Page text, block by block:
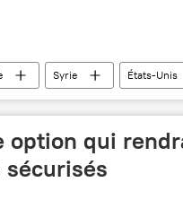
Syrie
États-Unis
option qui